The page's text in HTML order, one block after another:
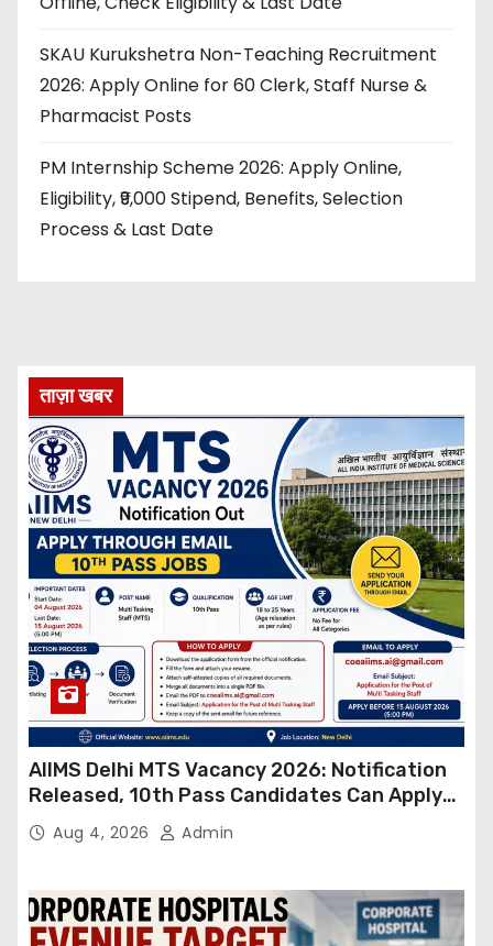
SKAU Kurukshetra Non-Teaching Recruitment
2026: Apply Online for 60 Clerk, Staff Nurse &
Pharmacist Posts
PM Internship Scheme 2026: Apply Online,
Eligibility, ₹9,000 Stipend, Benefits, Selection
Process & Last Date
ताज़ा खबर
AIIMS Delhi MTS Vacancy 2026: Notification
Released, 10th Pass Candidates Can Apply
Through Email
Aug 4, 2026 Admin